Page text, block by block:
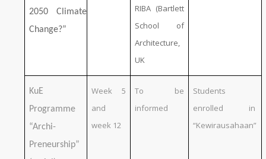
2050 Climate
Change?”
RIBA (Bartlett
School of
Architecture,
UK
KuE
Programme
“Archi-
Preneurship”
Week 5
and
week 12
To be
informed
Students
enrolled in
“Kewirausahaan”